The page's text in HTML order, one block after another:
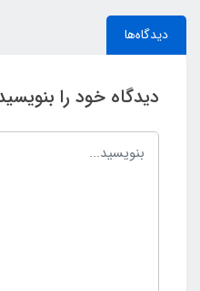
دیدگاه‌ها
دیدگاه خود را